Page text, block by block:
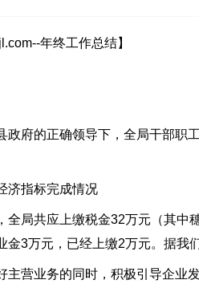
年终工作总结】
的正确领导下，全局干部职工
指标完成情况
局共应上缴税金32万元（其中
金3万元，已经上缴2万元。据我
营业务的同时，积极引导企业发